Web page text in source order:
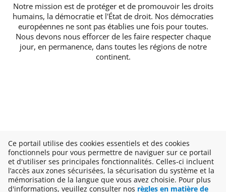
Ce portail utilise des cookies essentiels et des cookies
fonctionnels pour vous permettre de naviguer sur ce portail
et d'utiliser ses principales fonctionnalités. Celles-ci incluent
l’accès aux zones sécurisées, la sécurisation du système et la
mémorisation de la langue que vous avez choisie. Pour plus
d'informations, veuillez consulter nos règles en matière de
Notre mission est de protéger et de promouvoir les droits
humains, la démocratie et l'État de droit. Nos démocraties
européennes ne sont pas établies une fois pour toutes.
Nous devons nous efforcer de les faire respecter chaque
jour, en permanence, dans toutes les régions de notre
continent.